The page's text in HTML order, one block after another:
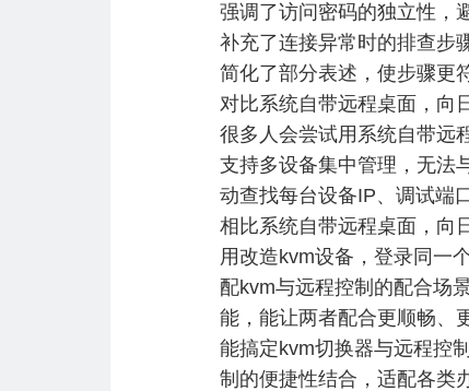
强调了访问密码的独立性，
补充了连接异常时的排查步
简化了部分表述，使步骤更
对比系统自带远程桌面，向
很多人会尝试用系统自带远
支持多设备集中管理，无法
动查找每台设备IP、调试端
相比系统自带远程桌面，向
用改造kvm设备，登录同一
配kvm与远程控制的配合场
能，能让两者配合更顺畅、
能搞定kvm切换器与远程控
制的便捷性结合，适配各类